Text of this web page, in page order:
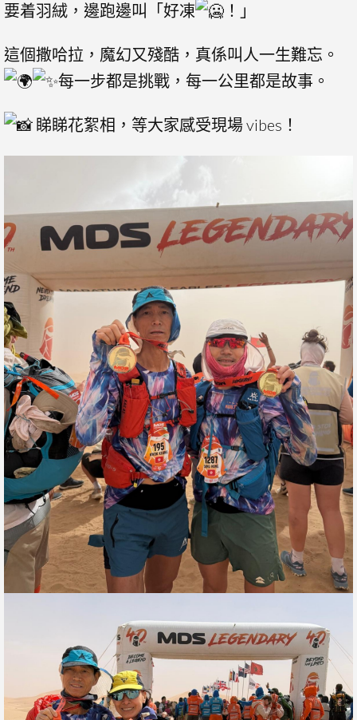
要着羽絨，邊跑邊叫「好凍
！」
這個撒哈拉，魔幻又殘酷，真係叫人一生難忘。
每一步都是挑戰，每一公里都是故事。
睇睇花絮相，等大家感受現場 vibes！